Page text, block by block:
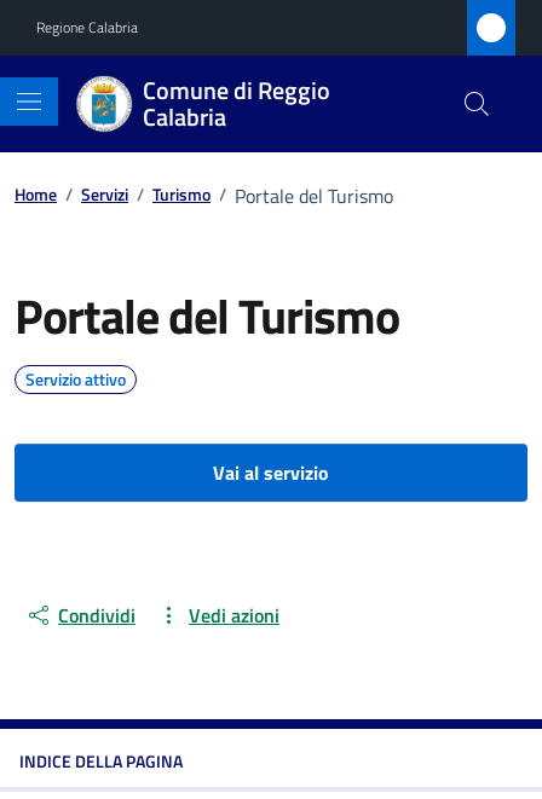
Regione Calabria
Comune di Reggio
Calabria
Home / Servizi / Turismo / Portale del Turismo
Portale del Turismo
Servizio attivo
Vai al servizio
Condividi Vedi azioni
INDICE DELLA PAGINA